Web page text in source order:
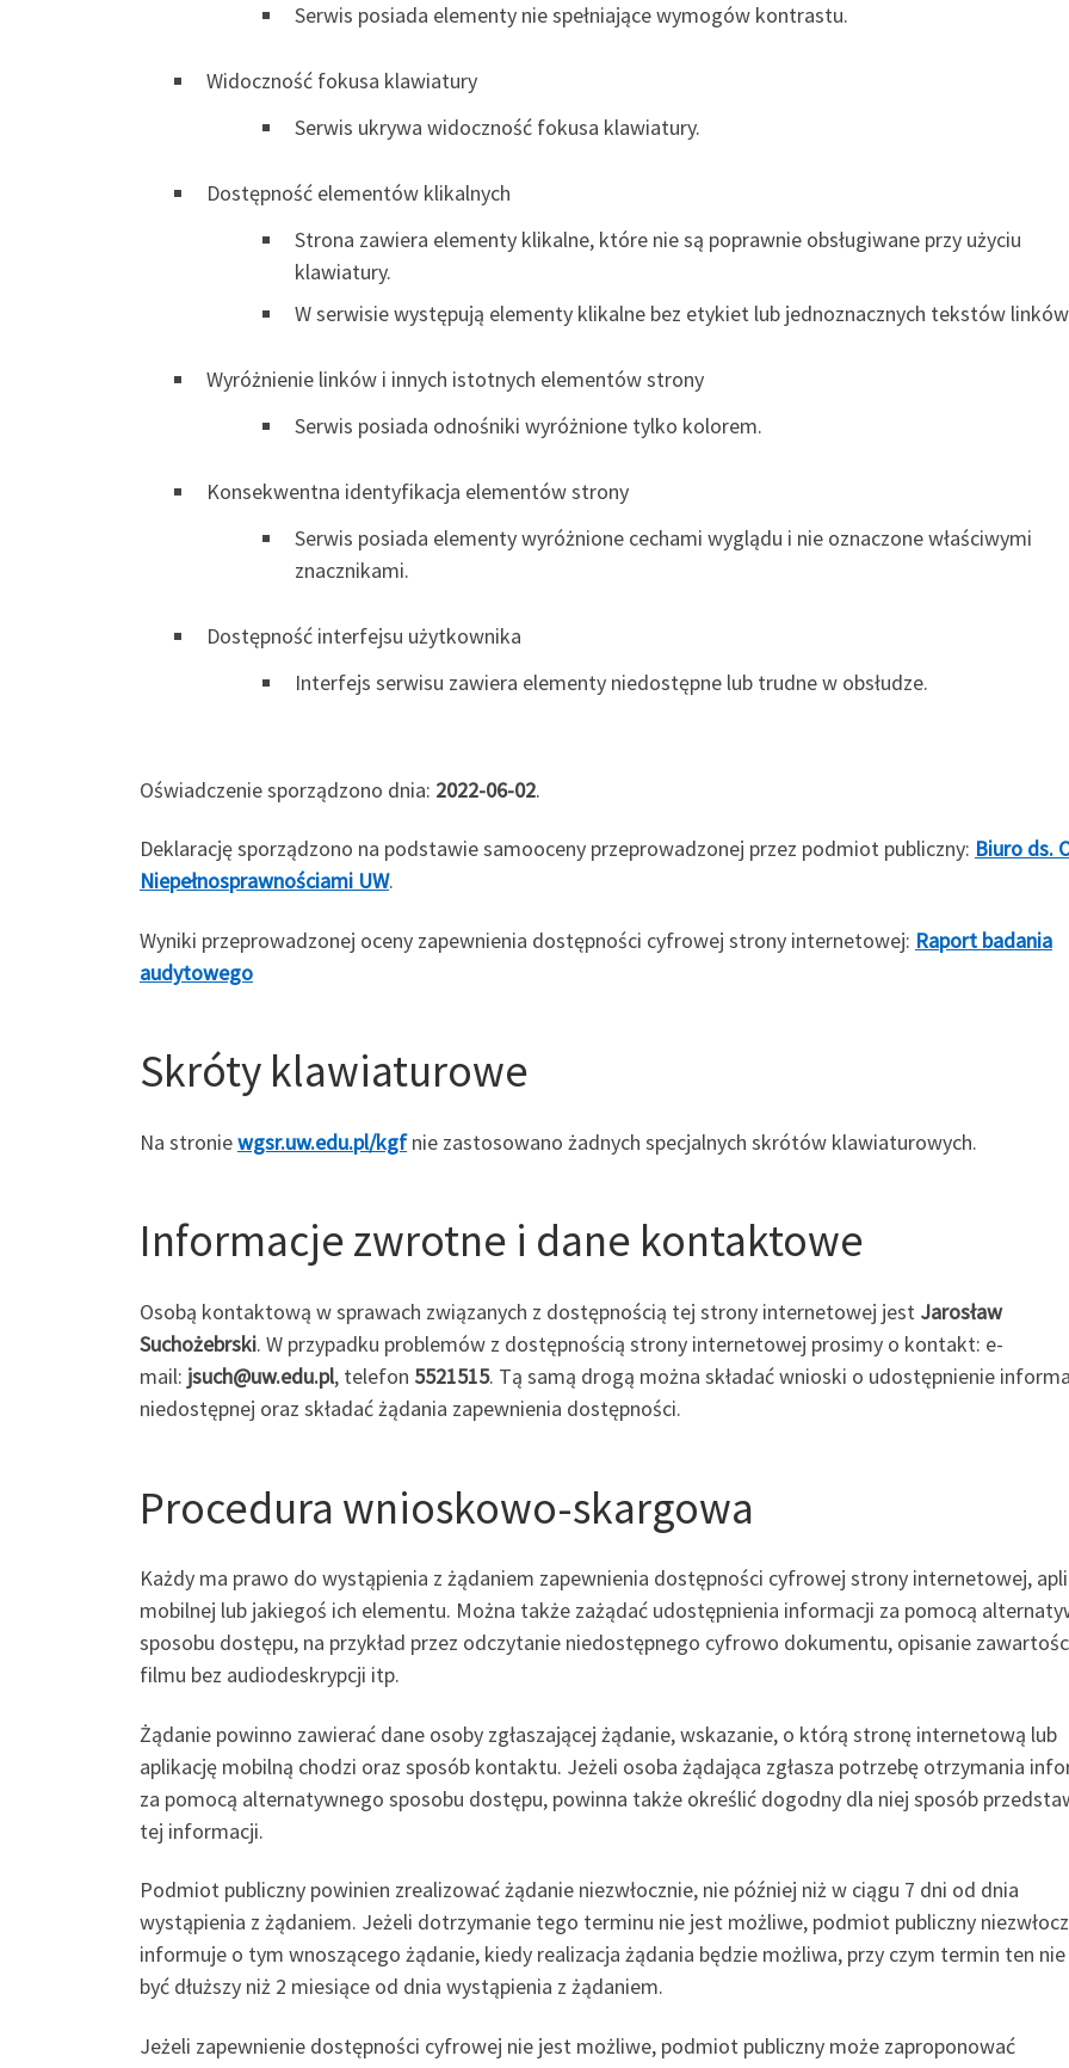
Serwis posiada elementy nie spełniające wymogów kontrastu.
Widoczność fokusa klawiatury
Serwis ukrywa widoczność fokusa klawiatury.
Dostępność elementów klikalnych
Strona zawiera elementy klikalne, które nie są poprawnie obsługiwane przy użyciu
klawiatury.
W serwisie występują elementy klikalne bez etykiet lub jednoznacznych tekstów
Wyróżnienie linków i innych istotnych elementów strony
Serwis posiada odnośniki wyróżnione tylko kolorem.
Konsekwentna identyfikacja elementów strony
Serwis posiada elementy wyróżnione cechami wyglądu i nie oznaczone właściwymi
znacznikami.
Dostępność interfejsu użytkownika
Interfejs serwisu zawiera elementy niedostępne lub trudne w obsłudze.
Oświadczenie sporządzono dnia: 2022-06-02.
Deklarację sporządzono na podstawie samooceny przeprowadzonej przez podmiot publiczny: Biuro ds.
Niepełnosprawnościami UW.
Wyniki przeprowadzonej oceny zapewnienia dostępności cyfrowej strony internetowej: Raport badania
audytowego
Skróty klawiaturowe
Na stroniewgsr.uw.edu.pl/kgfnie zastosowano żadnych specjalnych skrótów klawiaturowych.
Informacje zwrotne i dane kontaktowe
Osobą kontaktową w sprawach związanych z dostępnością tej strony internetowej jest Jarosław
Suchożebrski. W przypadku problemów z dostępnością strony internetowej prosimy o kontakt: e-
mail: jsuch@uw.edu.pl, telefon 5521515. Tą samą drogą można składać wnioski o udostępnienie
niedostępnej oraz składać żądania zapewnienia dostępności.
Procedura wnioskowo-skargowa
Każdy ma prawo do wystąpienia z żądaniem zapewnienia dostępności cyfrowej strony internetowej,
mobilnej lub jakiegoś ich elementu. Można także zażądać udostępnienia informacji za pomocą
sposobu dostępu, na przykład przez odczytanie niedostępnego cyfrowo dokumentu, opisanie
filmu bez audiodeskrypcji itp.
Żądanie powinno zawierać dane osoby zgłaszającej żądanie, wskazanie, o którą stronę internetową lub
aplikację mobilną chodzi oraz sposób kontaktu. Jeżeli osoba żądająca zgłasza potrzebę otrzymania
za pomocą alternatywnego sposobu dostępu, powinna także określić dogodny dla niej sposób
tej informacji.
Podmiot publiczny powinien zrealizować żądanie niezwłocznie, nie później niż w ciągu 7 dni od dnia
wystąpienia z żądaniem. Jeżeli dotrzymanie tego terminu nie jest możliwe, podmiot publiczny
informuje o tym wnoszącego żądanie, kiedy realizacja żądania będzie możliwa, przy czym termin ten
być dłuższy niż 2 miesiące od dnia wystąpienia z żądaniem.
Jeżeli zapewnienie dostępności cyfrowej nie jest możliwe, podmiot publiczny może zaproponować